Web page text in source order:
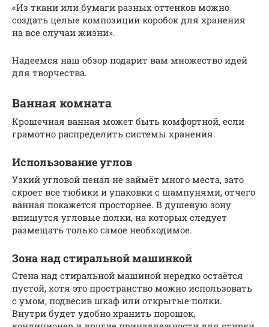
«Из ткани или бумаги разных оттенков можно
создать целые композиции коробок для хранения
на все случаи жизни».
Надеемся наш обзор подарит вам множество идей
для творчества.
Ванная комната
Крошечная ванная может быть комфортной, если
грамотно распределить системы хранения.
Использование углов
Узкий угловой пенал не займёт много места, зато
скроет все тюбики и упаковки с шампунями, отчего
ванная покажется просторнее. В душевую зону
впишутся угловые полки, на которых следует
размещать только самое необходимое.
Зона над стиральной машинкой
Стена над стиральной машиной нередко остаётся
пустой, хотя это пространство можно использовать
с умом, подвесив шкаф или открытые полки.
Внутри будет удобно хранить порошок,